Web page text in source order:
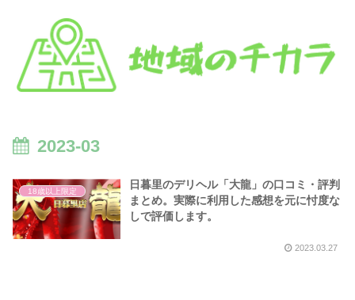
2023-03
18歳以上限定
日暮里のデリヘル「大龍」の口コミ・評判
まとめ。実際に利用した感想を元に忖度な
しで評価します。
2023.03.27